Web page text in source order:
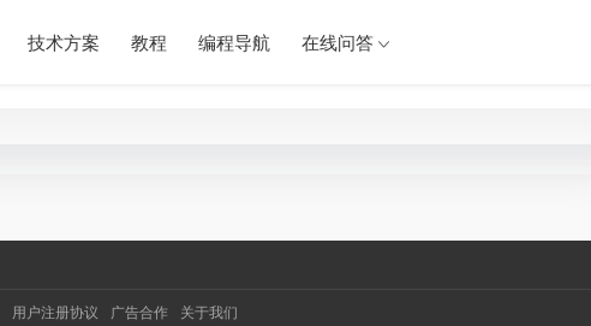
技术方案 教程 编程导航 在线问答
用户注册协议 广告合作 关于我们